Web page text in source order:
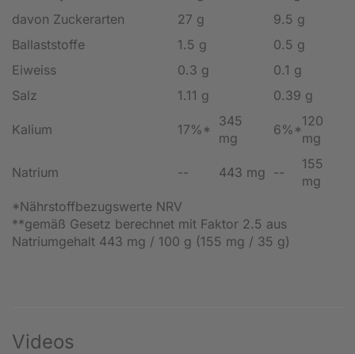
davon Zuckerarten
27 g
9.5 g
Ballaststoffe
1.5 g
0.5 g
Eiweiss
0.3 g
0.1 g
Salz
1.11 g 0.39 g
Kalium 17%*
345
mg
6%*
120
mg
Natrium -- 443 mg --
155
mg
*Nährstoffbezugswerte NRV
**gemäß Gesetz berechnet mit Faktor 2.5 aus
Natriumgehalt 443 mg / 100 g (155 mg / 35 g)
Videos